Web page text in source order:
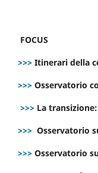
FOCUS
>>> Itinerari della
>>> Osservatorio
>>> La
>>> Osservatorio
>>> Osservatorio